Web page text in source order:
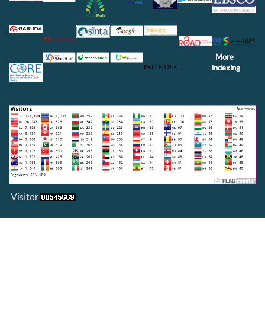
More
indexing
Visitor